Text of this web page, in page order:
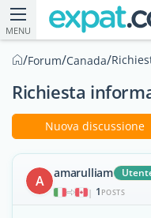
MENU
/Forum/Canada/
Richiesta
Nuova discussione
A amarulliam
| 1 POSTS